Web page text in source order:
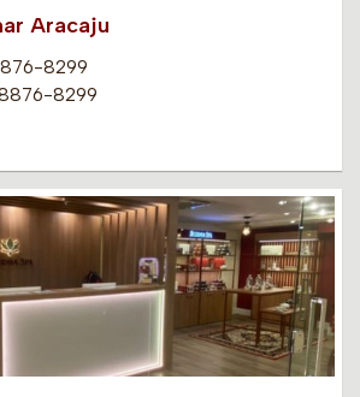
Aracaju
8299
8299